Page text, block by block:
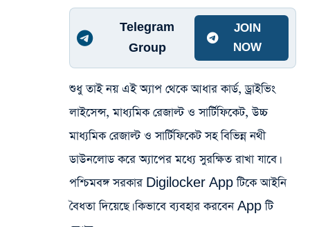
Telegram
Group
JOIN
NOW
শুধু তাই নয় এই অ্যাপ থেকে আধার কার্ড, ড্রাইভিং
লাইসেন্স, মাধ্যমিক রেজাল্ট ও সার্টিফিকেট, উচ্চ
মাধ্যমিক রেজাল্ট ও সার্টিফিকেট সহ বিভিন্ন নথী
ডাউনলোড করে অ্যাপের মধ্যে সুরক্ষিত রাখা যাবে।
পশ্চিমবঙ্গ সরকার Digilocker App টিকে আইনি
বৈধতা দিয়েছে। কিভাবে ব্যবহার করবেন App টি